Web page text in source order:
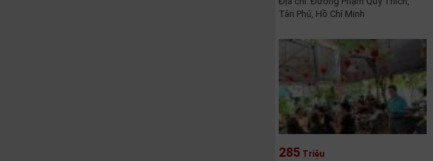
Tân Phú, Hồ Chí Minh
285 Triệu